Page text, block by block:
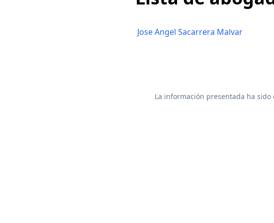
Jose Angel Sacarrera Malvar
La información presentada ha